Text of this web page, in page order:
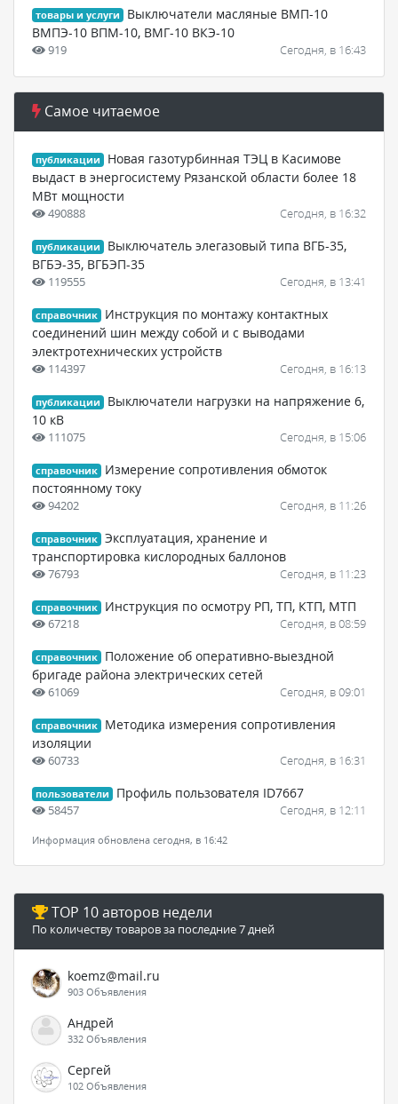
товары и услуги
Выключатели масляные ВМП-10
ВМПЭ-10 ВПМ-10, ВМГ-10 ВКЭ-10
919 Сегодня, в 16:43
Самое читаемое
публикации
Новая газотурбинная ТЭЦ в Касимове
выдаст в энергосистему Рязанской области более 18
МВт мощности
490888 Сегодня, в 16:32
публикации
Выключатель элегазовый типа ВГБ-35,
ВГБЭ-35, ВГБЭП-35
119555 Сегодня, в 13:41
справочник
Инструкция по монтажу контактных
соединений шин между собой и с выводами
электротехнических устройств
114397 Сегодня, в 16:13
публикации
Выключатели нагрузки на напряжение 6,
10 кВ
111075 Сегодня, в 15:06
справочник
Измерение сопротивления обмоток
постоянному току
94202 Сегодня, в 11:26
справочник Эксплуатация, хранение и
транспортировка кислородных баллонов
76793 Сегодня, в 11:23
справочник Инструкция по осмотру РП, ТП, КТП, МТП
67218 Сегодня, в 08:59
справочник
Положение об оперативно-выездной
бригаде района электрических сетей
61069 Сегодня, в 09:01
справочник
Методика измерения сопротивления
изоляции
60733 Сегодня, в 16:31
пользователи Профиль пользователя ID7667
58457 Сегодня, в 12:11
Информация обновлена сегодня, в 16:42
TOP 10 авторов недели
По количеству товаров за последние 7 дней
koemz@mail.ru
903 Объявления
Андрей
332 Объявления
Сергей
102 Объявления